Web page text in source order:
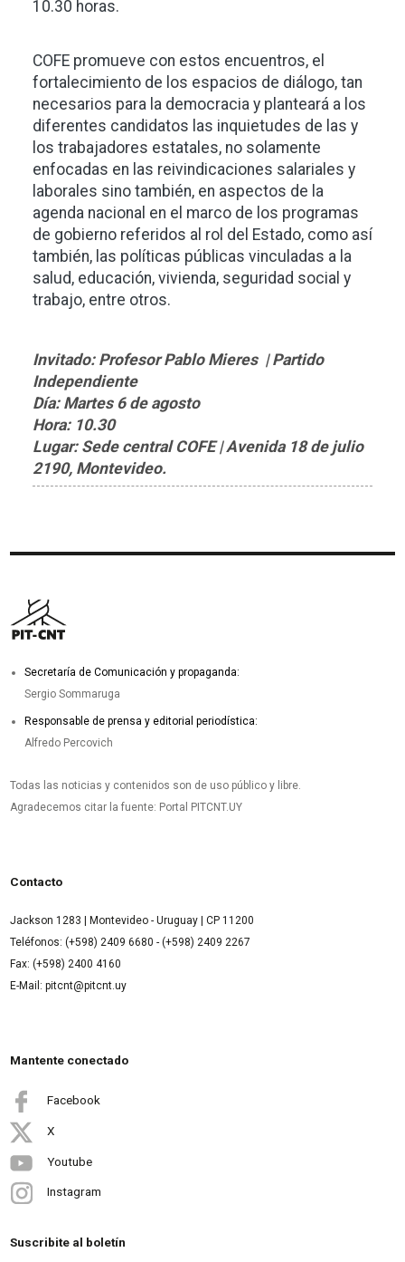
10.30 horas.
COFE promueve con estos encuentros, el
fortalecimiento de los espacios de diálogo, tan
necesarios para la democracia y planteará a los
diferentes candidatos las inquietudes de las y
los trabajadores estatales, no solamente
enfocadas en las reivindicaciones salariales y
laborales sino también, en aspectos de la
agenda nacional en el marco de los programas
de gobierno referidos al rol del Estado, como así
también, las políticas públicas vinculadas a la
salud, educación, vivienda, seguridad social y
trabajo, entre otros.
Invitado: Profesor Pablo Mieres | Partido
Independiente
Día: Martes 6 de agosto
Hora: 10.30
Lugar: Sede central COFE | Avenida 18 de julio
2190, Montevideo.
Secretaría de Comunicación y propaganda:
Sergio Sommaruga
Responsable de prensa y editorial periodística:
Alfredo Percovich
Todas las noticias y contenidos son de uso público y libre.
Agradecemos citar la fuente: Portal PITCNT.UY
Contacto
Jackson 1283 | Montevideo - Uruguay | CP 11200
Teléfonos: (+598) 2409 6680 - (+598) 2409 2267
Fax: (+598) 2400 4160
E-Mail: pitcnt@pitcnt.uy
Mantente conectado
Facebook
X
Youtube
Instagram
Suscribite al boletín